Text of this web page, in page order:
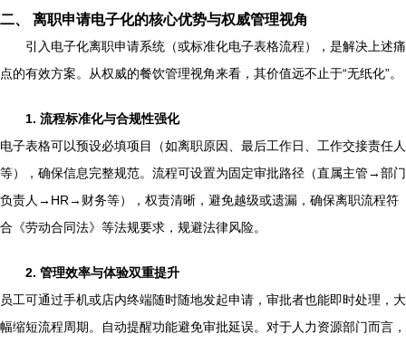
二、 离职申请电子化的核心优势与权威管理视角
引入电子化离职申请系统（或标准化电子表格流程），是解决上述痛
点的有效方案。从权威的餐饮管理视角来看，其价值远不止于“无纸化”。
1. 流程标准化与合规性强化
电子表格可以预设必填项目（如离职原因、最后工作日、工作交接责任人
等），确保信息完整规范。流程可设置为固定审批路径（直属主管→部门
负责人→HR→财务等），权责清晰，避免越级或遗漏，确保离职流程符
合《劳动合同法》等法规要求，规避法律风险。
2. 管理效率与体验双重提升
员工可通过手机或店内终端随时随地发起申请，审批者也能即时处理，大
幅缩短流程周期。自动提醒功能避免审批延误。对于人力资源部门而言，